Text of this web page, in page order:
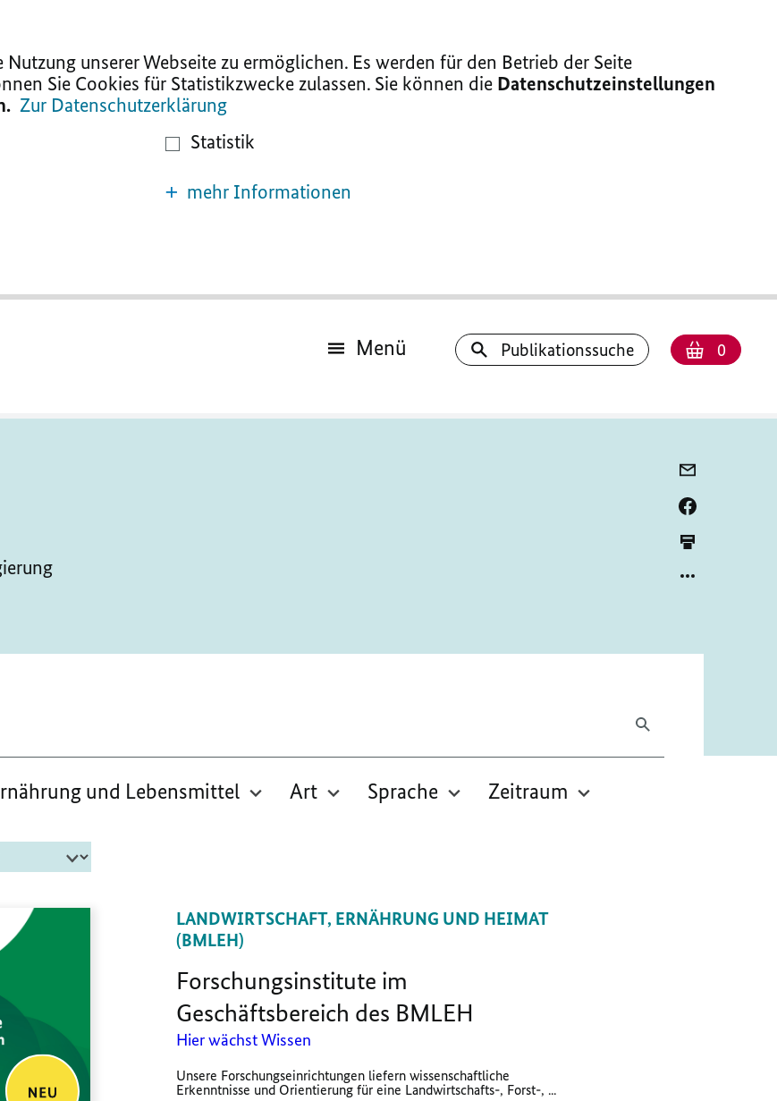
unserer Webseite zu ermöglichen. Es werden für den Betrieb der Seite
Sie Cookies für Statistikzwecke zulassen. Sie können die Datenschutzeinstellungen
Zur Datenschutzerklärung
Statistik
mehr Informationen
Menü Publikationssuche Anzahl
0
und Lebensmittel Art Sprache Zeitraum
LANDWIRTSCHAFT, ERNÄHRUNG UND HEIMAT
(BMLEH)
Forschungsinstitute im
Geschäftsbereich des BMLEH
Hier wächst Wissen
Unsere Forschungseinrichtungen liefern wissenschaftliche
Erkenntnisse und Orientierung für eine Landwirtschafts-, Forst-, ...